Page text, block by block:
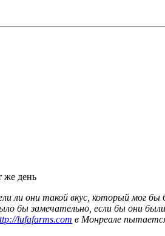
же день
ли они такой вкус, который мог
бы замечательно, если бы они
lufafarms.com в Монреале